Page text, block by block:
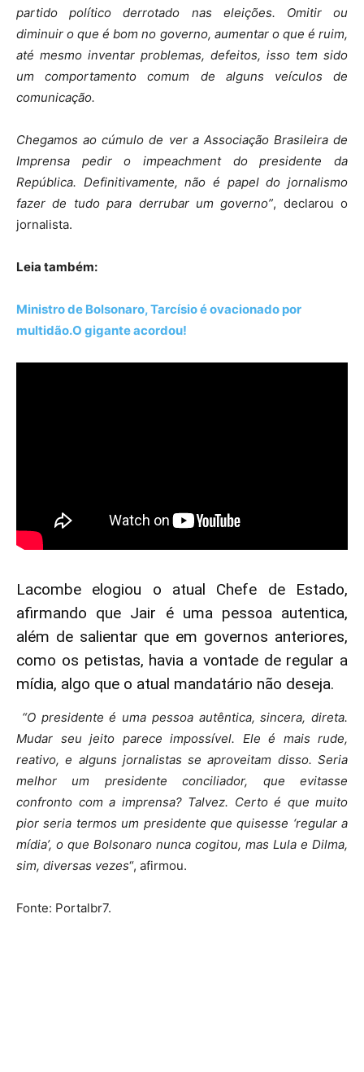
partido político derrotado nas eleições. Omitir ou
diminuir o que é bom no governo, aumentar o que é ruim,
até mesmo inventar problemas, defeitos, isso tem sido
um comportamento comum de alguns veículos de
comunicação.
Chegamos ao cúmulo de ver a Associação Brasileira de
Imprensa pedir o impeachment do presidente da
República. Definitivamente, não é papel do jornalismo
fazer de tudo para derrubar um governo”, declarou o
jornalista.
Leia também:
Ministro de Bolsonaro, Tarcísio é ovacionado por
multidão.O gigante acordou!
Lacombe elogiou o atual Chefe de Estado,
afirmando que Jair é uma pessoa autentica,
além de salientar que em governos anteriores,
como os petistas, havia a vontade de regular a
mídia, algo que o atual mandatário não deseja.
“O presidente é uma pessoa autêntica, sincera, direta.
Mudar seu jeito parece impossível. Ele é mais rude,
reativo, e alguns jornalistas se aproveitam disso. Seria
melhor um presidente conciliador, que evitasse
confronto com a imprensa? Talvez. Certo é que muito
pior seria termos um presidente que quisesse ‘regular a
mídia’, o que Bolsonaro nunca cogitou, mas Lula e Dilma,
sim, diversas vezes“, afirmou.
Fonte: Portalbr7.